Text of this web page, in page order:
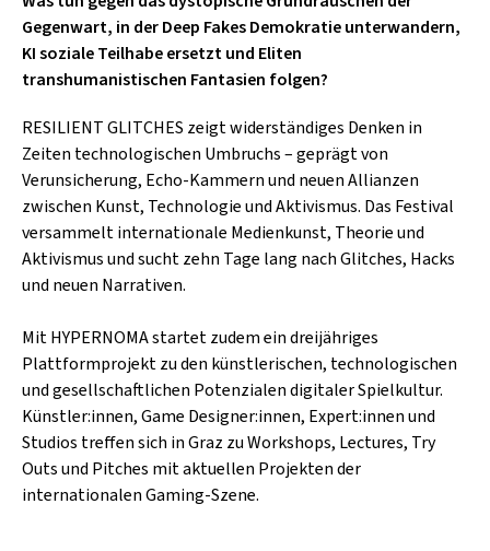
CAFÉ WOLF
POSTGARAGE
KRISTALLWERK
GOLD & PECH THEATER
HARD & HEAVY
SINGER-SONGWRITER
VOLKSMUSIK
KULTURLAND STEIERMARK
Gegenwart, in der Deep Fakes Demokratie unterwandern,
KI soziale Teilhabe ersetzt und Eliten
transhumanistischen Fantasien folgen?
RESILIENT GLITCHES zeigt widerständiges Denken in
Zeiten technologischen Umbruchs – geprägt von
Verunsicherung, Echo-Kammern und neuen Allianzen
zwischen Kunst, Technologie und Aktivismus. Das Festival
versammelt internationale Medienkunst, Theorie und
Aktivismus und sucht zehn Tage lang nach Glitches, Hacks
und neuen Narrativen.
Mit HYPERNOMA startet zudem ein dreijähriges
Plattformprojekt zu den künstlerischen, technologischen
und gesellschaftlichen Potenzialen digitaler Spielkultur.
Künstler:innen, Game Designer:innen, Expert:innen und
Studios treffen sich in Graz zu Workshops, Lectures, Try
Outs und Pitches mit aktuellen Projekten der
internationalen Gaming-Szene.